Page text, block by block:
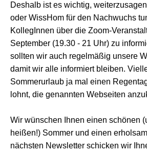
Deshalb ist es wichtig,
oder WissHom für den Nachwuchs
KollegInnen über die Zoom-
September (19.30 - 21 Uhr) zu
sollten wir auch regelmäßig unsere
damit wir alle informiert bleiben.
Sommerurlaub ja mal einen
lohnt, die genannten Webseiten
Wir wünschen Ihnen einen schönen
heißen!) Sommer und einen
nächsten Newsletter schicken wir